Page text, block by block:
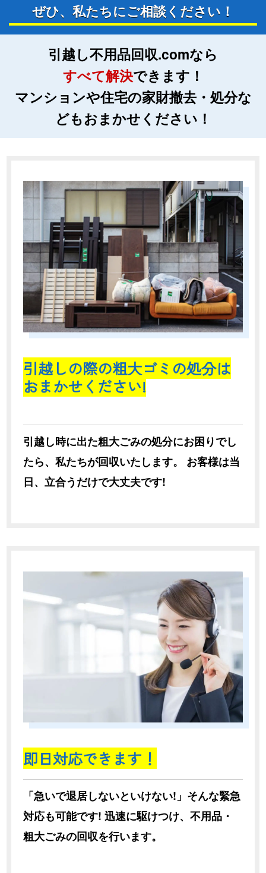
ぜひ、私たちにご相談ください！
引越し不用品回収.comなら
すべて解決できます！
マンションや住宅の家財撤去・処分な
どもおまかせください！
引越しの際の粗大ゴミの処分は
おまかせください!
引越し時に出た粗大ごみの処分にお困りでし
たら、私たちが回収いたします。 お客様は当
日、立合うだけで大丈夫です!
即日対応できます！
「急いで退居しないといけない!」そんな緊急
対応も可能です! 迅速に駆けつけ、不用品・
粗大ごみの回収を行います。